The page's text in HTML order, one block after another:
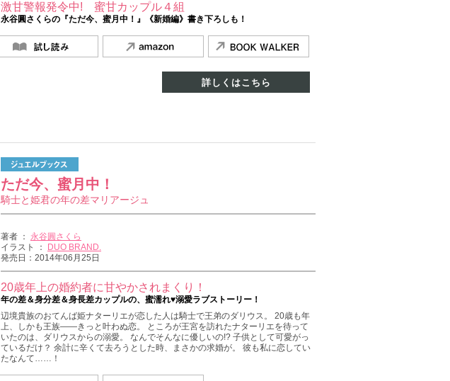
激甘警報発令中! 蜜甘カップル４組
永谷圓さくらの『ただ今、蜜月中！』《新婚編》書き下ろしも！
詳しくはこちら
ただ今、蜜月中！
騎士と姫君の年の差マリアージュ
著者 ： 永谷圓さくら
イラスト ：
DUO BRAND.
発売日：2014年06月25日
20歳年上の婚約者に甘やかされまくり！
年の差＆身分差＆身長差カップルの、蜜濡れ♥溺愛ラブストーリー！
辺境貴族のおてんば姫ナターリエが恋した人は騎士で王弟のダリウス。 20歳も年
上、しかも王族——きっと叶わぬ恋。 ところが王宮を訪れたナターリエを待って
いたのは、ダリウスからの溺愛。 なんでそんなに優しいの!? 子供として可愛がっ
ているだけ？ 余計に辛くて去ろうとした時、まさかの求婚が。 彼も私に恋してい
たなんて……！